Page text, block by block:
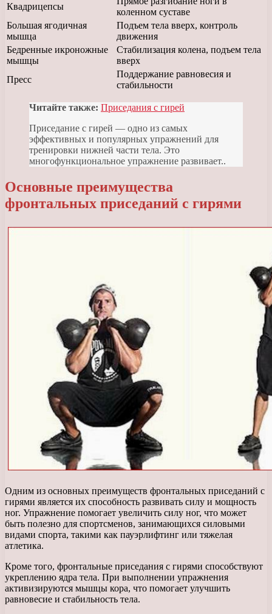
Квадрицепсы
коленном суставе
Большая ягодичная
мышца
Подъем тела вверх, контроль
движения
Бедренные икроножные
мышцы
Стабилизация колена, подъем тела
вверх
Пресс
Поддержание равновесия и
стабильности
Читайте также: Приседания с гирей
Приседание с гирей — одно из самых
эффективных и популярных упражнений для
тренировки нижней части тела. Это
многофункциональное упражнение развивает..
Основные преимущества
фронтальных приседаний с гирями
Одним из основных преимуществ фронтальных приседаний с
гирями является их способность развивать силу и мощность
ног. Упражнение помогает увеличить силу ног, что может
быть полезно для спортсменов, занимающихся силовыми
видами спорта, такими как пауэрлифтинг или тяжелая
атлетика.
Кроме того, фронтальные приседания с гирями способствуют
укреплению ядра тела. При выполнении упражнения
активизируются мышцы кора, что помогает улучшить
равновесие и стабильность тела.